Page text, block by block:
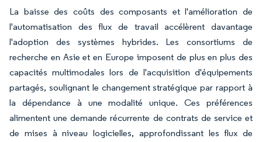
La baisse des coûts des composants et l'amélioration de
l'automatisation des flux de travail accélèrent davantage
l'adoption des systèmes hybrides. Les consortiums de
recherche en Asie et en Europe imposent de plus en plus des
capacités multimodales lors de l'acquisition d'équipements
partagés, soulignant le changement stratégique par rapport à
la dépendance à une modalité unique. Ces préférences
alimentent une demande récurrente de contrats de service et
de mises à niveau logicielles, approfondissant les flux de